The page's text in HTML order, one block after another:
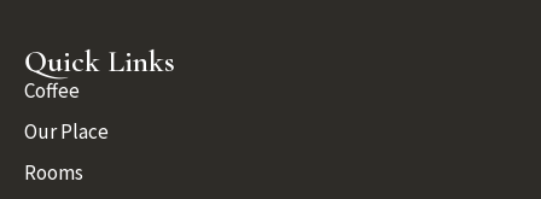
Quick Links
Coffee
Our Place
Rooms